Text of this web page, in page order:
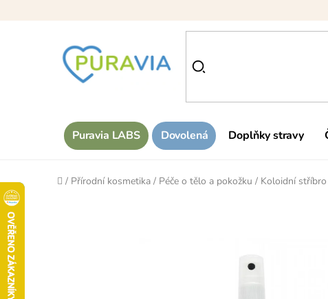
Puravia LABS Dovolená Doplňky stravy
Domů
/ Přírodní kosmetika / Péče o tělo a pokožku / Koloidní stříbro